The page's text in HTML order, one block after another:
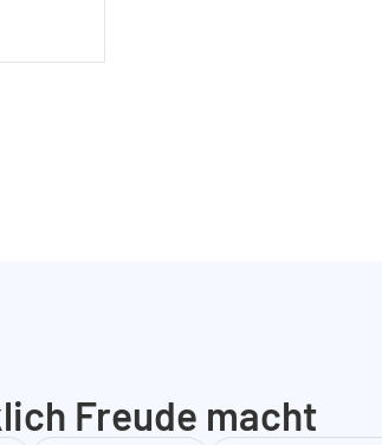
Freude macht